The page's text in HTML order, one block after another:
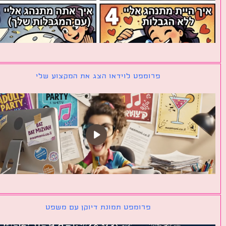
פרומפט לוידאו הצג את המקצוע שלי
פרומפט תמונת דיוקן עם משפט